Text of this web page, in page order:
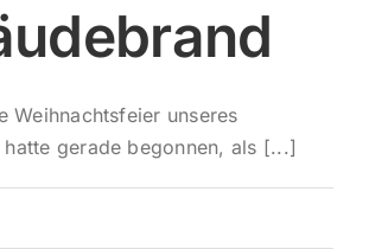
Weihnachtsfeier unseres
hatte gerade begonnen, als [...]